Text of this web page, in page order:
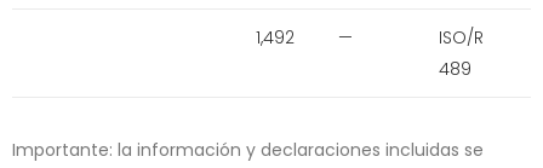
1,492 —
ISO/R
489
Importante: la información y declaraciones incluidas se